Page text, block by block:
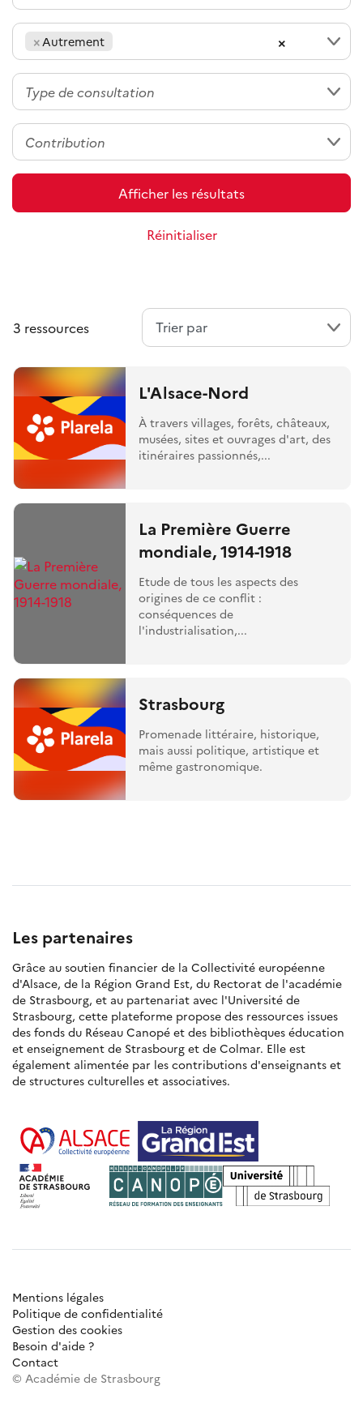
×
×Autrement
Afficher les résultats
Réinitialiser
3 ressources
L'Alsace-Nord
À travers villages, forêts, châteaux,
musées, sites et ouvrages d'art, des
itinéraires passionnés,...
La Première Guerre
mondiale, 1914-1918
Etude de tous les aspects des
origines de ce conflit :
conséquences de
l'industrialisation,...
Strasbourg
Promenade littéraire, historique,
mais aussi politique, artistique et
même gastronomique.
Les partenaires
Grâce au soutien financier de la Collectivité européenne
d'Alsace, de la Région Grand Est, du Rectorat de l'académie
de Strasbourg, et au partenariat avec l'Université de
Strasbourg, cette plateforme propose des ressources issues
des fonds du Réseau Canopé et des bibliothèques éducation
et enseignement de Strasbourg et de Colmar. Elle est
également alimentée par les contributions d'enseignants et
de structures culturelles et associatives.
© Académie de Strasbourg
Mentions légales
Politique de confidentialité
Gestion des cookies
Besoin d'aide ?
Contact